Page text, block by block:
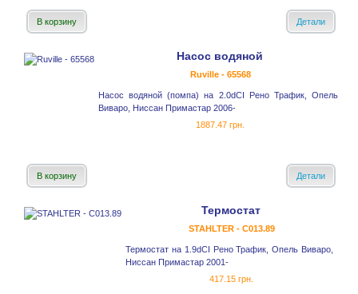
В корзину Детали
Насос водяной
Ruville - 65568
Насос водяной (помпа) на 2.0dCI Рено Трафик, Опель
Виваро, Ниссан Примастар 2006-
1887.47 грн.
В корзину Детали
Термостат
STAHLTER - C013.89
Термостат на 1.9dCI Рено Трафик, Опель Виваро,
Ниссан Примастар 2001-
417.15 грн.